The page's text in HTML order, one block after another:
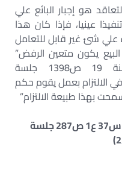
هو إجبار البائع علي
عينيا، فإذا كان هذا
علي شئ غير قابل للتعامل
يكون متعين الرفض”
(مجموعة المكتب الفني السنة 19 ص1398 جلسة
أنه في الالتزام بعمل يقوم حكم
بهذا طبيعة الالتزام”
(الطعن رقم 1287 لسنة 50ق س37 ع1 ص287 جلسة